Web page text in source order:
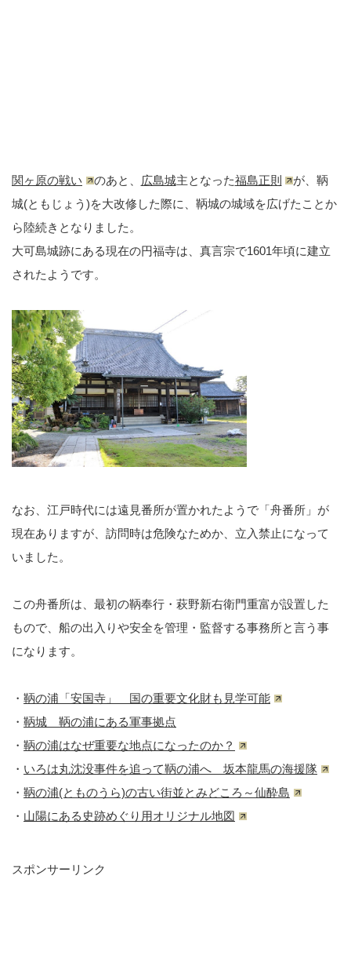
関ヶ原の戦い のあと、 広島城主となった福島正則
が、鞆
城(ともじょう)を大改修した際に、鞆城の城域を広げたことか
ら陸続きとなりました。
大可島城跡にある現在の円福寺は、真言宗で1601年頃に建立
されたようです。
なお、江戸時代には遠見番所が置かれたようで「舟番所」が
現在ありますが、訪問時は危険なためか、立入禁止になって
いました。
この舟番所は、最初の鞆奉行・萩野新右衛門重富が設置した
もので、船の出入りや安全を管理・監督する事務所と言う事
になります。
・ 鞆の浦「安国寺」 国の重要文化財も見学可能
・ 鞆城 鞆の浦にある軍事拠点
・ 鞆の浦はなぜ重要な地点になったのか？
・ いろは丸沈没事件を追って鞆の浦へ 坂本龍馬の海援隊
・ 鞆の浦(とものうら)の古い街並とみどころ～仙酔島
・ 山陽にある史跡めぐり用オリジナル地図
スポンサーリンク